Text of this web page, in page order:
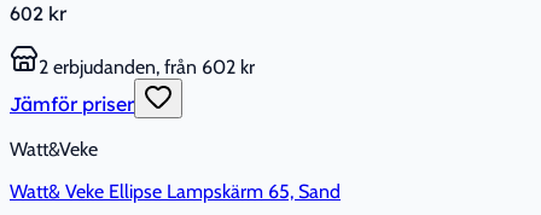
602 kr
2 erbjudanden, från 602 kr
Jämför priser
Watt&Veke
Watt& Veke Ellipse Lampskärm 65, Sand